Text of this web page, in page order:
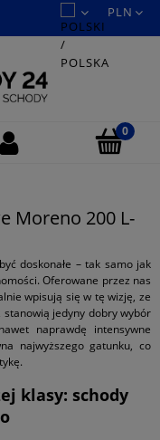
Moreno 200 L-
doskonałe – tak samo jak
Oferowane przez nas
wpisują się w tę wizję, ze
jedyny dobry wybór
naprawdę intensywne
najwyższego gatunku, co
klasy: schody